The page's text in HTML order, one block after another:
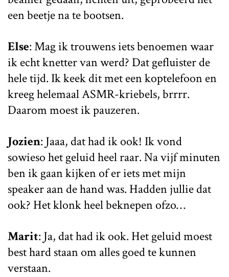
een beetje na te bootsen.
Else: Mag ik trouwens iets benoemen waar
ik echt knetter van werd? Dat gefluister de
hele tijd. Ik keek dit met een koptelefoon en
kreeg helemaal ASMR-kriebels, brrrr.
Daarom moest ik pauzeren.
Jozien: Jaaa, dat had ik ook! Ik vond
sowieso het geluid heel raar. Na vijf minuten
ben ik gaan kijken of er iets met mijn
speaker aan de hand was. Hadden jullie dat
ook? Het klonk heel beknepen ofzo…
Marit: Ja, dat had ik ook. Het geluid moest
best hard staan om alles goed te kunnen
verstaan.